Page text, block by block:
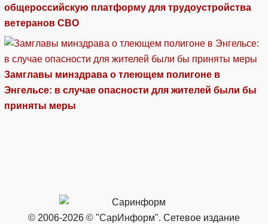
общероссийскую платформу для трудоустройства
ветеранов СВО
Замглавы минздрава о тлеющем полигоне в
Энгельсе: в случае опасности для жителей были бы
приняты меры
© 2006-2026 © "СарИнформ". Сетевое издание